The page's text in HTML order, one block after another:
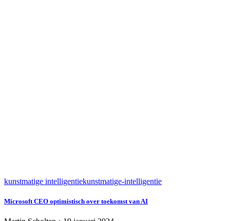
kunstmatige intelligentiekunstmatige-intelligentie
Microsoft CEO optimistisch over toekomst van AI